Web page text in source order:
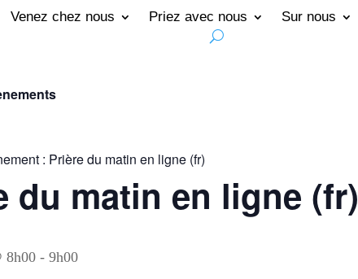
Venez chez nous Priez avec nous Sur nous
: Prière du matin en ligne (fr)
du matin en ligne (fr)
8h00 - 9h00